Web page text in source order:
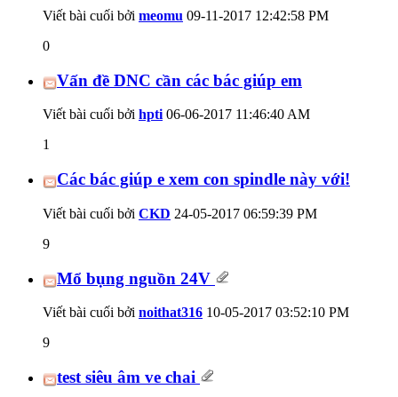
Viết bài cuối bởi meomu 09-11-2017 12:42:58 PM
0
Vấn đề DNC cần các bác giúp em
Viết bài cuối bởi hpti06-06-2017 11:46:40 AM
1
Các bác giúp e xem con spindle này với!
Viết bài cuối bởi CKD 24-05-2017 06:59:39 PM
9
Mổ bụng nguồn 24V
Viết bài cuối bởi noithat316 10-05-2017 03:52:10 PM
9
test siêu âm ve chai